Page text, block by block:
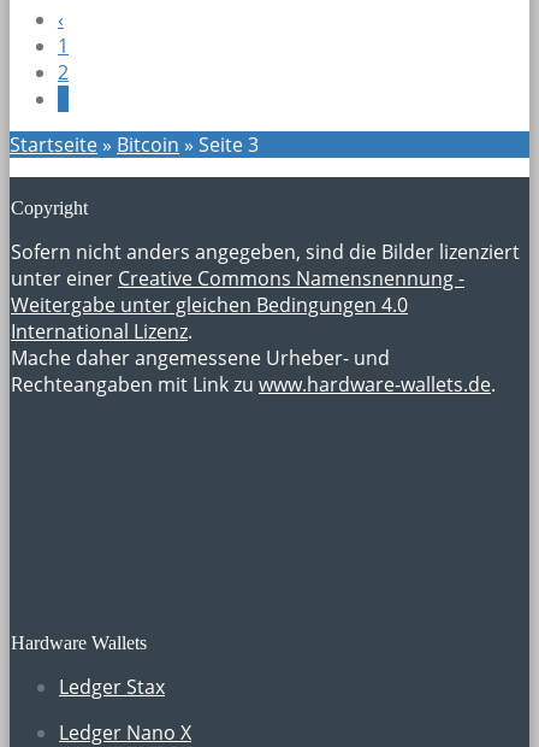
‹
1
2
Startseite» Bitcoin » Seite 3
Copyright
Sofern nicht anders angegeben, sind die Bilder lizenziert
unter einer Creative Commons Namensnennung -
Weitergabe unter gleichen Bedingungen 4.0
International Lizenz.
Mache daher angemessene Urheber- und
Rechteangaben mit Link zu www.hardware-wallets.de.
Hardware Wallets
Ledger Stax
Ledger Nano X